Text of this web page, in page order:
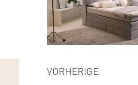
VORHERIGE